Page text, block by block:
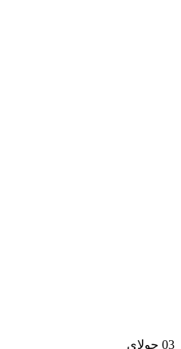
03 جولای